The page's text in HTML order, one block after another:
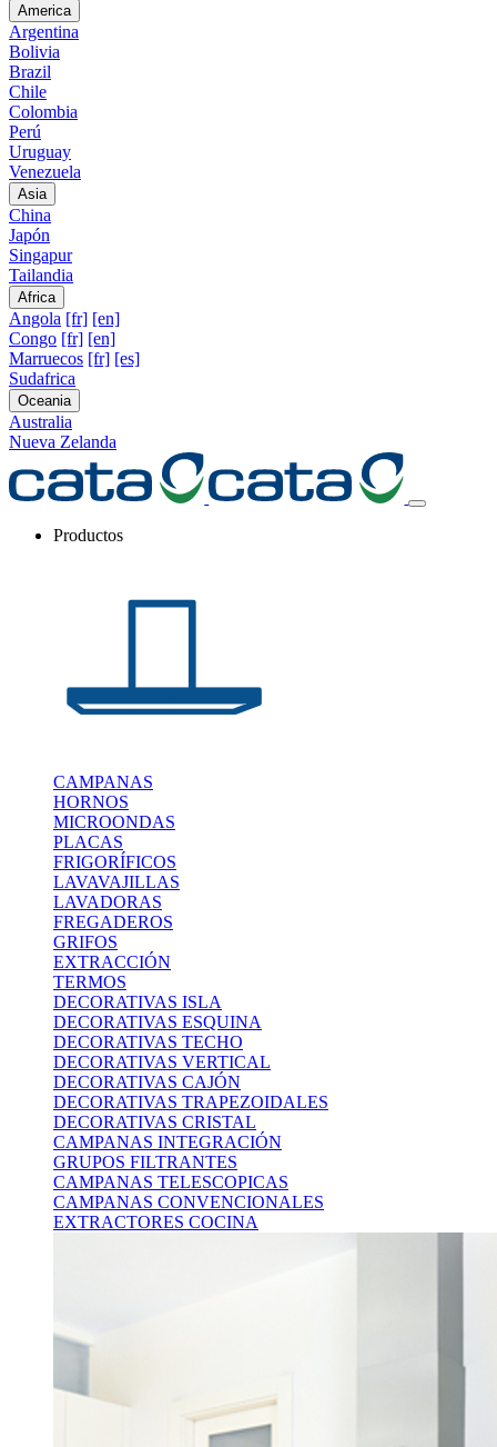
America
Argentina
Bolivia
Brazil
Chile
Colombia
Perú
Uruguay
Venezuela
Asia
China
Japón
Singapur
Tailandia
Africa
Angola [fr] [en]
Congo [fr] [en]
Marruecos [fr] [es]
Sudafrica
Oceania
Australia
Nueva Zelanda
Productos
CAMPANAS
HORNOS
MICROONDAS
PLACAS
FRIGORÍFICOS
LAVAVAJILLAS
LAVADORAS
FREGADEROS
GRIFOS
EXTRACCIÓN
TERMOS
DECORATIVAS ISLA
DECORATIVAS ESQUINA
DECORATIVAS TECHO
DECORATIVAS VERTICAL
DECORATIVAS CAJÓN
DECORATIVAS TRAPEZOIDALES
DECORATIVAS CRISTAL
CAMPANAS INTEGRACIÓN
GRUPOS FILTRANTES
CAMPANAS TELESCOPICAS
CAMPANAS CONVENCIONALES
EXTRACTORES COCINA